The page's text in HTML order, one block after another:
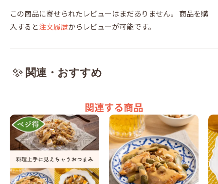
この商品に寄せられたレビューはまだありません。
商品を購
入すると注文履歴からレビューが可能です。
関連・おすすめ
関連する商品